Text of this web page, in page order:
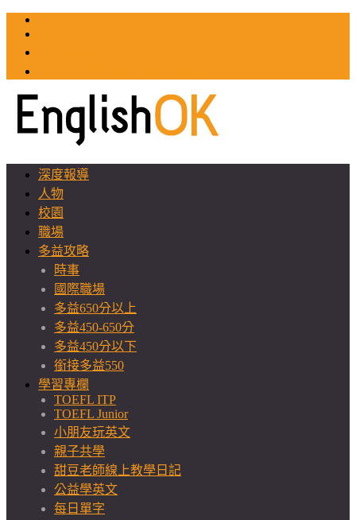
深度報導
人物
校園
職場
多益攻略
時事
國際職場
多益650分以上
多益450-650分
多益450分以下
銜接多益550
學習專欄
TOEFL ITP
TOEFL Junior
小朋友玩英文
親子共學
甜豆老師線上教學日記
公益學英文
每日單字